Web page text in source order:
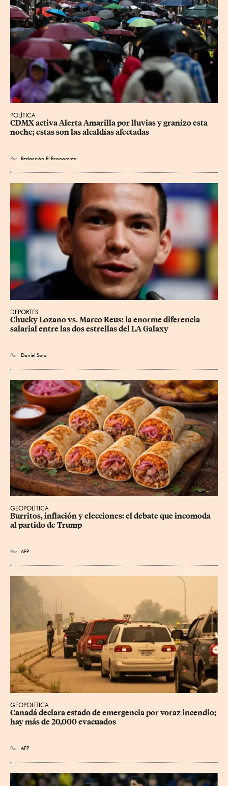
POLÍTICA
CDMX activa Alerta Amarilla por lluvias y granizo esta
noche; estas son las alcaldías afectadas
Por Redacción El Economista
DEPORTES
Chucky Lozano vs. Marco Reus: la enorme diferencia
salarial entre las dos estrellas del LA Galaxy
Por Daniel Soto
GEOPOLÍTICA
Burritos, inflación y elecciones: el debate que incomoda
al partido de Trump
Por AFP
GEOPOLÍTICA
Canadá declara estado de emergencia por voraz incendio;
hay más de 20,000 evacuados
Por AFP